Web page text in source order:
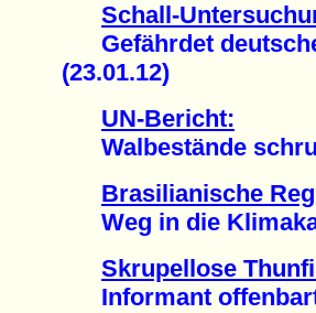
Schall-
Gefährdet
(23.01.12)
UN-Bericht:
Walbestände
Brasilianische
Weg in die
Skrupellose
Informant